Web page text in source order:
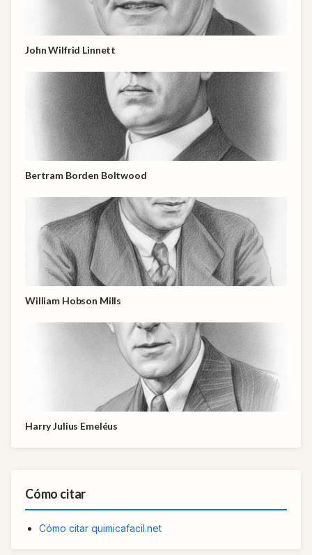
John Wilfrid Linnett
Bertram Borden Boltwood
William Hobson Mills
Harry Julius Emeléus
Cómo citar
Cómo citar quimicafacil.net